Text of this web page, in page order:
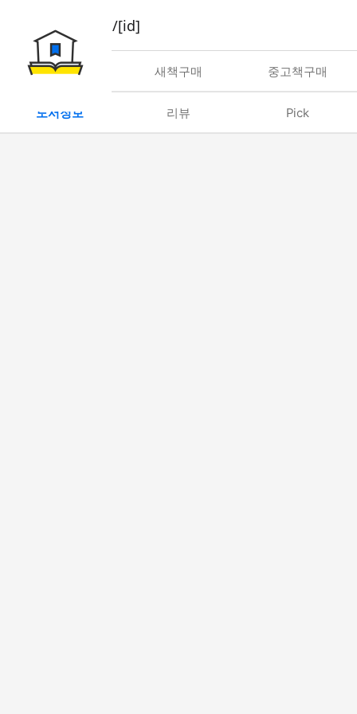
book/rent/[id]
대여 새책구매 중고책구매
도서정보 리뷰 Pick